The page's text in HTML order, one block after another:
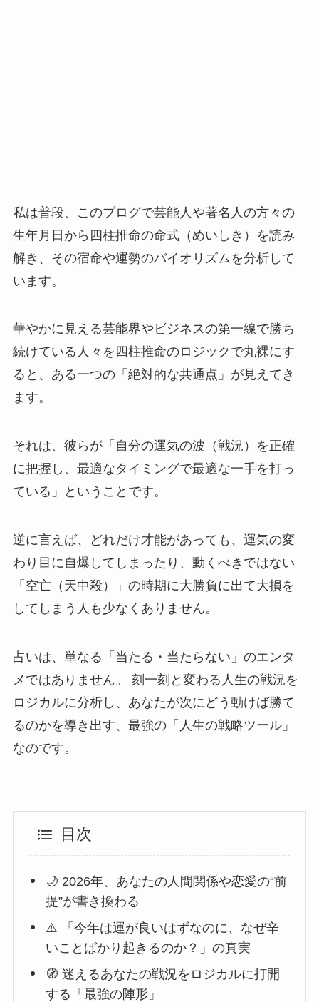
私は普段、このブログで芸能人や著名人の方々の
生年月日から四柱推命の命式（めいしき）を読み
解き、その宿命や運勢のバイオリズムを分析して
います。
華やかに見える芸能界やビジネスの第一線で勝ち
続けている人々を四柱推命のロジックで丸裸にす
ると、ある一つの「絶対的な共通点」が見えてき
ます。
それは、彼らが「自分の運気の波（戦況）を正確
に把握し、最適なタイミングで最適な一手を打っ
ている」ということです。
逆に言えば、どれだけ才能があっても、運気の変
わり目に自爆してしまったり、動くべきではない
「空亡（天中殺）」の時期に大勝負に出て大損を
してしまう人も少なくありません。
占いは、単なる「当たる・当たらない」のエンタ
メではありません。 刻一刻と変わる人生の戦況を
ロジカルに分析し、あなたが次にどう動けば勝て
るのかを導き出す、最強の「人生の戦略ツール」
なのです。
目次
🌙 2026年、あなたの人間関係や恋愛の“前
提”が書き換わる
⚠️ 「今年は運が良いはずなのに、なぜ辛
いことばかり起きるのか？」の真実
🧭 迷えるあなたの戦況をロジカルに打開
する「最強の陣形」